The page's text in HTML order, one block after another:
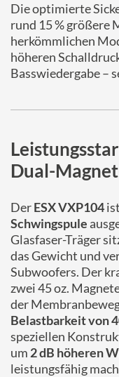
Die optimierte
rund 15 % größere
herkömmlichen
höheren
Basswiedergabe –
Dual-
DerESX VXP104
Schwingspule
Glasfaser-Träger
das Gewicht und
Subwoofers. Der
zwei 45 oz.
der
Belastbarkeit von
speziellen
um 2 dB höheren
leistungsfähig